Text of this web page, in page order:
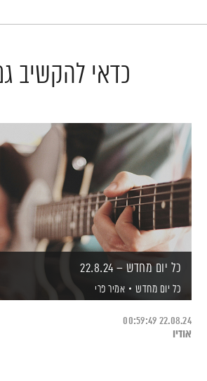
כדאי להקשיב
כל יום מחדש – 22.8.24
כל יום מחדש אמיר פרי
22.08.24
00:59:49
אודיו